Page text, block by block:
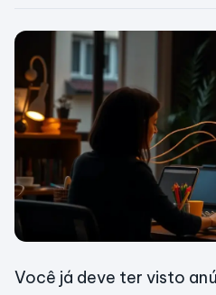
Você já deve ter visto